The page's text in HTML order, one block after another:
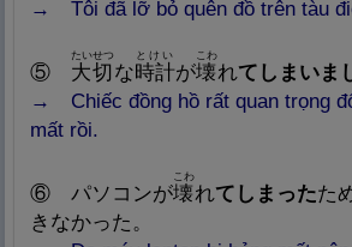
→ Tôi đã lỡ bỏ quên đồ trên tàu
⑤ 大切
たいせつ
な時計
とけい
が壊
こわ
れてしまいま
→ Chiếc đồng hồ rất quan trọng
mất rồi.
⑥ パソコンが壊
こわ
れてしまったた
きなかった。